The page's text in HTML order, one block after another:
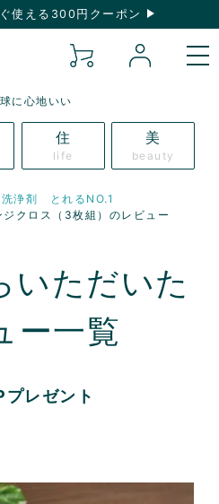
使える300円クーポン
に心地いい
住
life
美
beauty
浄剤 とれるNO.1
クロス（3枚組）のレビュー
いただいた
ー一覧
レゼント